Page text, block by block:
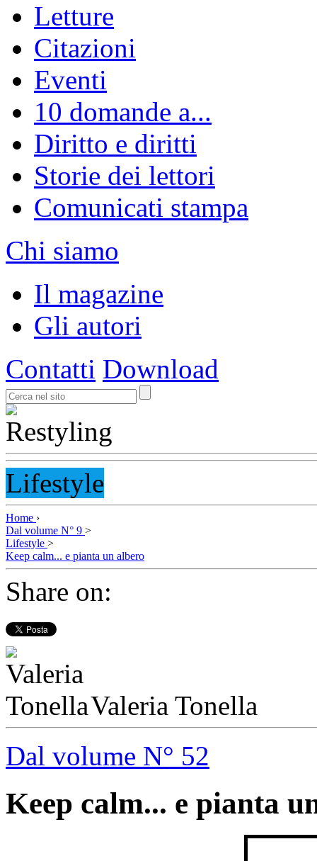
Letture
Citazioni
Eventi
10 domande a...
Diritto e diritti
Storie dei lettori
Comunicati stampa
Chi siamo
Il magazine
Gli autori
Contatti Download
Lifestyle
Home ›
Dal volume N° 9 >
Lifestyle >
Keep calm... e pianta un albero
Share on:
Valeria Tonella
Dal volume N° 52
Keep calm... e pianta